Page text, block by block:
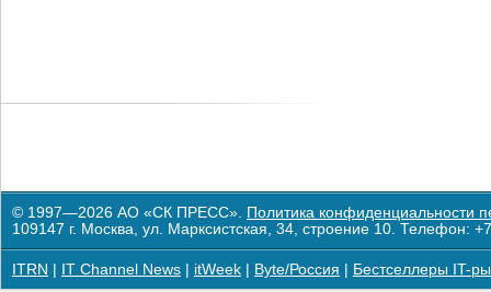
© 1997—2026 АО «СК ПРЕСС». Политика конфиденциальности
109147 г. Москва, ул. Марксистская, 34, строение 10. Телефон:
ITRN IT Channel News itWeek Byte/Россия Бестселлеры IT-